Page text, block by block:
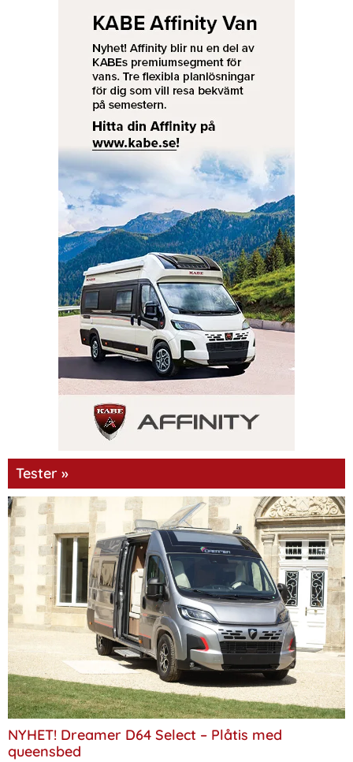
Tester »
NYHET! Dreamer D64 Select – Plåtis med
queensbed